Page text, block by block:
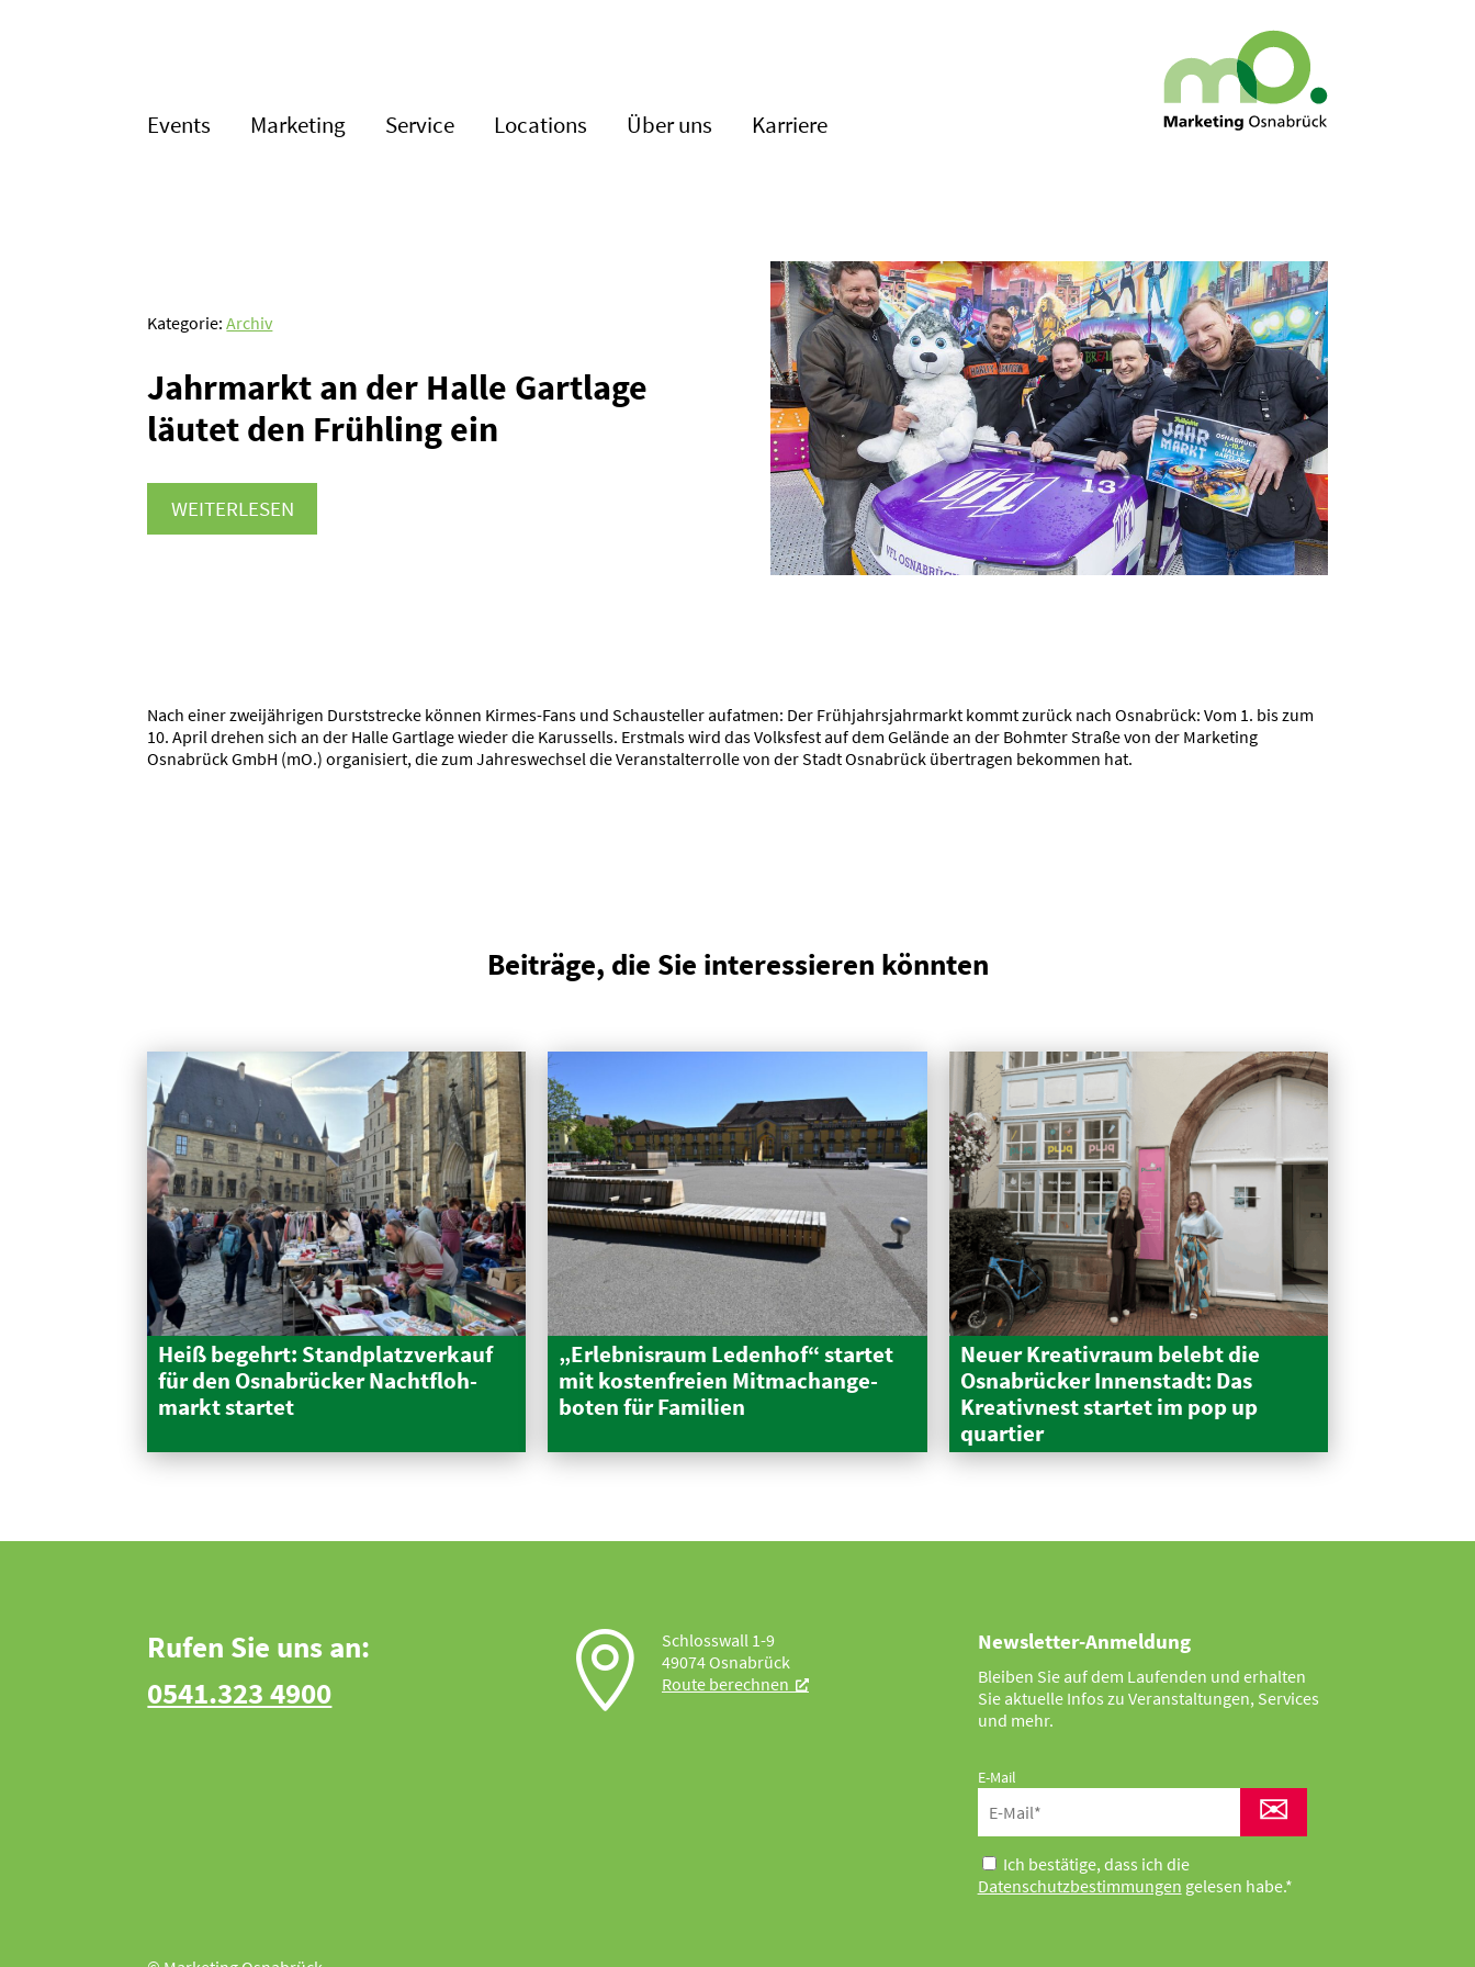
Events Marketing Service Locations Über uns Karriere
Kategorie:Archiv
Jahrmarkt an der Halle Gartlage
läutet den Frühling ein
WEITERLESEN
Nach einer zweijährigen Durststrecke können Kirmes-Fans und Schausteller aufatmen: Der Frühjahrsjahrmarkt kommt zurück nach Osnabrück: Vom 1. bis zum
10. April drehen sich an der Halle Gartlage wieder die Karussells. Erstmals wird das Volksfest auf dem Gelände an der Bohmter Straße von der Marketing
Osnabrück GmbH (mO.) organisiert, die zum Jahreswechsel die Veranstalterrolle von der Stadt Osnabrück übertragen bekommen hat.
Beiträge, die Sie interessieren könnten
Heiß begehrt: Stand­platz­verkauf
für den Osnabrücker Nacht­floh­
markt startet
„Erleb­nisraum Ledenhof“ startet
mit kosten­freien Mitma­ch­an­ge­
boten für Familien
Neuer Kreativraum belebt die
Osnabrücker Innen­stadt: Das
Kreativnest startet im pop up
quartier
Rufen Sie uns an:
0541.323 4900

Schlosswall 1-9
49074 Osnabrück
Route berechnen
Newsletter-Anmeldung
Bleiben Sie auf dem Laufenden und erhalten
Sie aktuelle Infos zu Veranstaltungen, Services
und mehr.
E-Mail
✉
Ich bestätige, dass ich die
Datenschutzbestimmungen gelesen habe.*